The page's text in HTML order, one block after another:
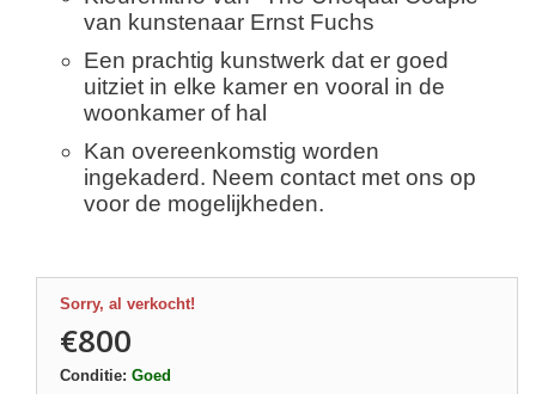
van kunstenaar Ernst Fuchs
Een prachtig kunstwerk dat er goed
uitziet in elke kamer en vooral in de
woonkamer of hal
Kan overeenkomstig worden
ingekaderd. Neem contact met ons op
voor de mogelijkheden.
Sorry, al verkocht!
€800
Conditie: Goed